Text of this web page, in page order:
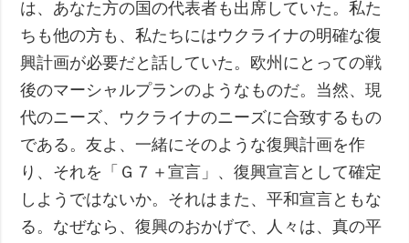
は、あなた方の国の代表者も出席していた。私た
ちも他の方も、私たちにはウクライナの明確な復
興計画が必要だと話していた。欧州にとっての戦
後のマーシャルプランのようなものだ。当然、現
代のニーズ、ウクライナのニーズに合致するもの
である。友よ、一緒にそのような復興計画を作
り、それを「Ｇ７＋宣言」、復興宣言として確定
しようではないか。それはまた、平和宣言ともな
る。なぜなら、復興のおかげで、人々は、真の平